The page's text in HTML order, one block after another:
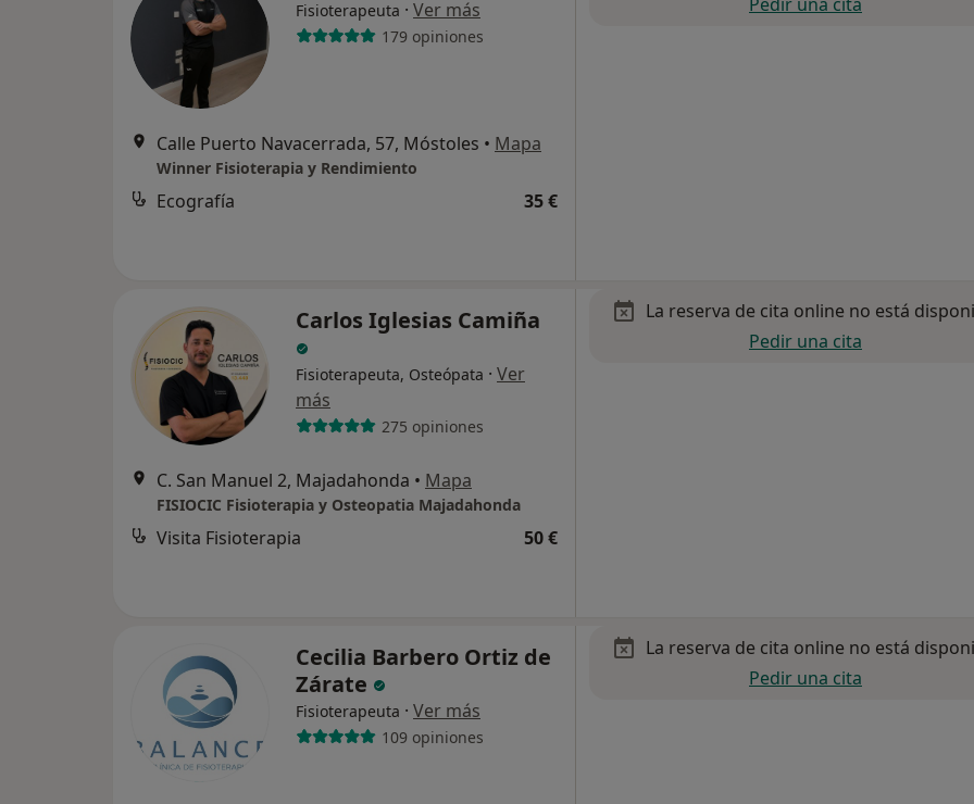
Fisioterapeuta · Ver más
179 opiniones
Calle Puerto Navacerrada, 57, Móstoles • Mapa
Winner Fisioterapia y Rendimiento
Ecografía 35 €
Carlos Iglesias Camiña
Fisioterapeuta, Osteópata · Ver
más
275 opiniones
C. San Manuel 2, Majadahonda • Mapa
FISIOCIC Fisioterapia y Osteopatia Majadahonda
Visita Fisioterapia 50 €
La reserva de cita online no está
Pedir una cita
Cecilia Barbero Ortiz de
Zárate
Fisioterapeuta · Ver más
109 opiniones
La reserva de cita online no está
Pedir una cita